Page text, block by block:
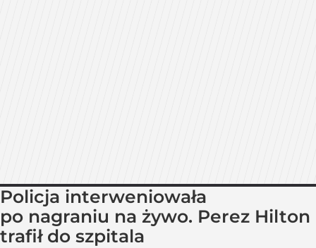
Policja interweniowała
po nagraniu na żywo. Perez Hilton
trafił do szpitala